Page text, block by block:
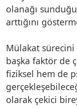
olanağı
arttığını
Mülakat
başka faktör de
fiziksel hem de
olarak çekici